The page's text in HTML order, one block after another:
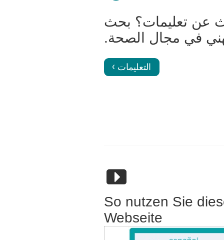
عن تعليمات؟ بحث
في مجال الصحة.
التعليمات
So nutzen Sie
Webseite